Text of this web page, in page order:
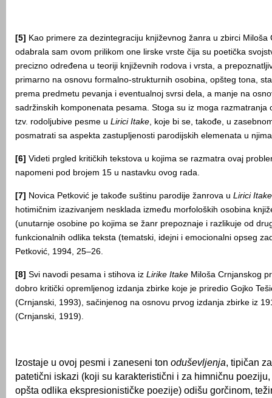
[5] Kao primere za dezintegraciju književnog žanra u zbirci Miloša
odabrala sam ovom prilikom one lirske vrste čija su poetička
precizno određena u teoriji književnih rodova i vrsta, a
primarno na osnovu formalno-strukturnih osobina, opšteg tona,
prema predmetu pevanja i eventualnoj svrsi dela, a manje na
sadržinskih komponenata pesama. Stoga su iz moga razmatranja
tzv. rodoljubive pesme u Lirici Itake, koje bi se, takođe, u
posmatrati sa aspekta zastupljenosti parodijskih elemenata u
[6] Videti prgled kritičkih tekstova u kojima se razmatra ovaj
napomeni pod brojem 15 u nastavku ovog rada.
[7] Novica Petković je takođe suštinu parodije žanrova u Lirici Itake
hotimičnim izazivanjem nesklada između morfoloških osobina
(unutarnje osobine po kojima se žanr prepoznaje i razlikuje od
funkcionalnih odlika teksta (tematski, idejni i emocionalni opseg
Petković, 1994, 25–26.
[8] Svi navodi pesama i stihova iz Lirike Itake Miloša Crnjanskog
dobro kritički opremljenog izdanja zbirke koje je priredio Gojko
(Crnjanski, 1993), sačinjenog na osnovu prvog izdanja zbirke iz
(Crnjanski, 1919).
Izostaje u ovoj pesmi i zaneseni ton oduševljenja, tipičan
patetični iskazi (koji su karakteristični i za himničnu
opšta odlika ekspresionističke poezije) odišu gorčinom,